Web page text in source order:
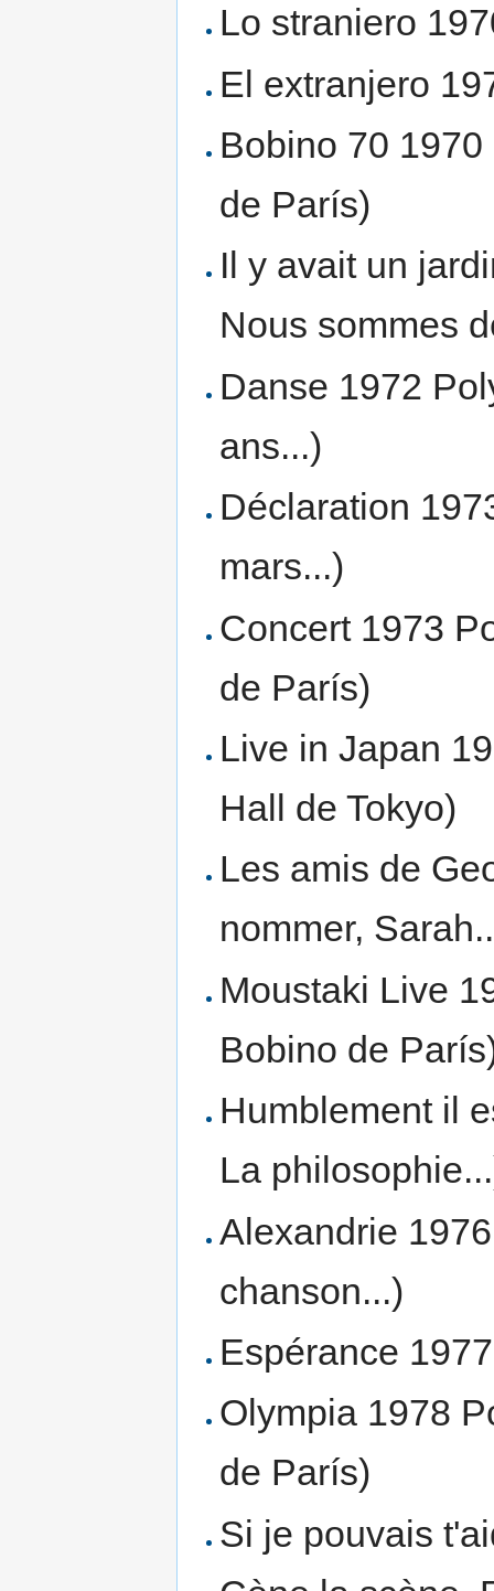
Lo straniero
El extranjero
Bobino 70
de París)
Il y avait un
Nous sommes
Danse 1972
ans...)
Déclaration
mars...)
Concert 1973
de París)
Live in Japan
Hall de Tokyo)
Les amis de
nommer,
Moustaki Live
Bobino de
Humblement il
La
Alexandrie
chanson...)
Espérance
Olympia 1978
de París)
Si je pouvais